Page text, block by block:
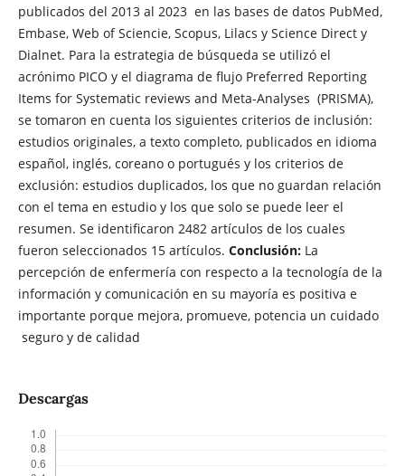
publicados del 2013 al 2023 en las bases de datos PubMed,
Embase, Web of Sciencie, Scopus, Lilacs y Science Direct y
Dialnet. Para la estrategia de búsqueda se utilizó el
acrónimo PICO y el diagrama de flujo Preferred Reporting
Items for Systematic reviews and Meta-Analyses (PRISMA),
se tomaron en cuenta los siguientes criterios de inclusión:
estudios originales, a texto completo, publicados en idioma
español, inglés, coreano o portugués y los criterios de
exclusión: estudios duplicados, los que no guardan relación
con el tema en estudio y los que solo se puede leer el
resumen. Se identificaron 2482 artículos de los cuales
fueron seleccionados 15 artículos. Conclusión:La
percepción de enfermería con respecto a la tecnología de la
información y comunicación en su mayoría es positiva e
importante porque mejora, promueve, potencia un cuidado
seguro y de calidad
Descargas